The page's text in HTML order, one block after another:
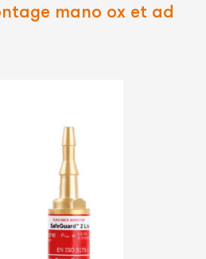
mano ox et ad